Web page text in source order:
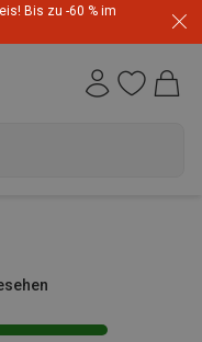
Bis zu -60 % im